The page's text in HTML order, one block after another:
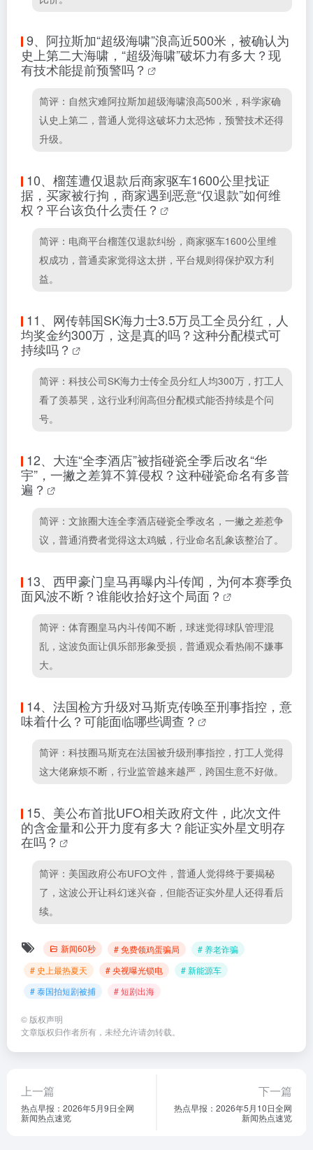
9、 阿拉斯加“超级海啸”浪高近500米，被确认为
史上第二大海啸，“超级海啸”破坏力有多大？现
有技术能提前预警吗？
简评：自然灾难阿拉斯加超级海啸浪高500米，科学家确
认史上第二，普通人觉得这破坏力太恐怖，预警技术还得
升级。
10、 榴莲遭仅退款后商家驱车1600公里找证
据，买家被行拘，商家遇到恶意“仅退款”如何维
权？平台该负什么责任？
简评：电商平台榴莲仅退款纠纷，商家驱车1600公里维
权成功，普通卖家觉得这太拼，平台规则得保护双方利
益。
11、 网传韩国SK海力士3.5万员工全员分红，人
均奖金约300万，这是真的吗？这种分配模式可
持续吗？
简评：科技公司SK海力士传全员分红人均300万，打工人
看了羡慕哭，这行业利润高但分配模式能否持续是个问
号。
12、 大连“全李酒店”被指碰瓷全季后改名“华
宇”，一撇之差算不算侵权？这种碰瓷命名有多普
遍？
简评：文旅圈大连全李酒店碰瓷全季改名，一撇之差惹争
议，普通消费者觉得这太鸡贼，行业命名乱象该整治了。
13、 西甲豪门皇马再曝内斗传闻，为何本赛季负
面风波不断？谁能收拾好这个局面？
简评：体育圈皇马内斗传闻不断，球迷觉得球队管理混
乱，这波负面让俱乐部形象受损，普通观众看热闹不嫌事
大。
14、 法国检方升级对马斯克传唤至刑事指控，意
味着什么？可能面临哪些调查？
简评：科技圈马斯克在法国被升级刑事指控，打工人觉得
这大佬麻烦不断，行业监管越来越严，跨国生意不好做。
15、 美公布首批UFO相关政府文件，此次文件
的含金量和公开力度有多大？能证实外星文明存
在吗？
简评：美国政府公布UFO文件，普通人觉得终于要揭秘
了，这波公开让科幻迷兴奋，但能否证实外星人还得看后
续。
新闻60秒 # 免费领鸡蛋骗局
# 养老诈骗
# 史上最热夏天
# 央视曝光锁电
# 新能源车
# 泰国拍短剧被捕
# 短剧出海
© 版权声明
文章版权归作者所有，未经允许请勿转载。
上一篇
热点早报：2026年5月9日全网
新闻热点速览
下一篇
热点早报：2026年5月10日全网
新闻热点速览